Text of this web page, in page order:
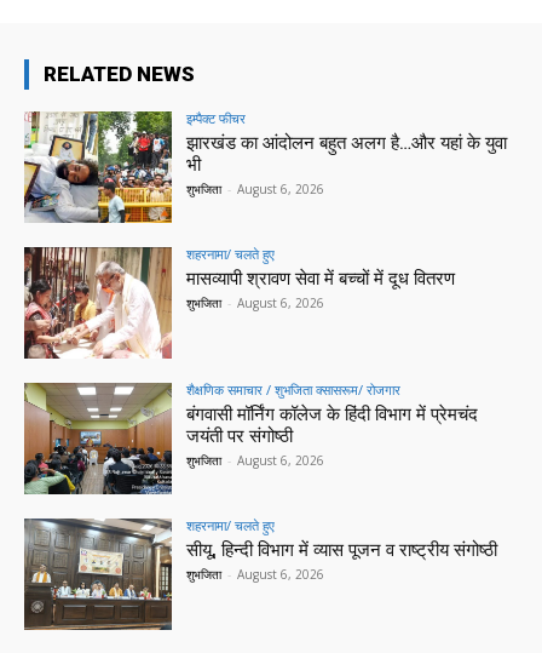
RELATED NEWS
इम्पैक्ट फीचर
झारखंड का आंदोलन बहुत अलग है…और यहां के युवा
भी
शुभजिता - August 6, 2026
शहरनामा/ चलते हुए
मासव्यापी श्रावण सेवा में बच्चों में दूध वितरण
शुभजिता - August 6, 2026
शैक्षणिक समाचार / शुभजिता क्सासरूम/ रोजगार
बंगवासी मॉर्निंग कॉलेज के हिंदी विभाग में प्रेमचंद
जयंती पर संगोष्ठी
शुभजिता - August 6, 2026
शहरनामा/ चलते हुए
सीयू, हिन्दी विभाग में व्यास पूजन व राष्ट्रीय संगोष्ठी
शुभजिता - August 6, 2026